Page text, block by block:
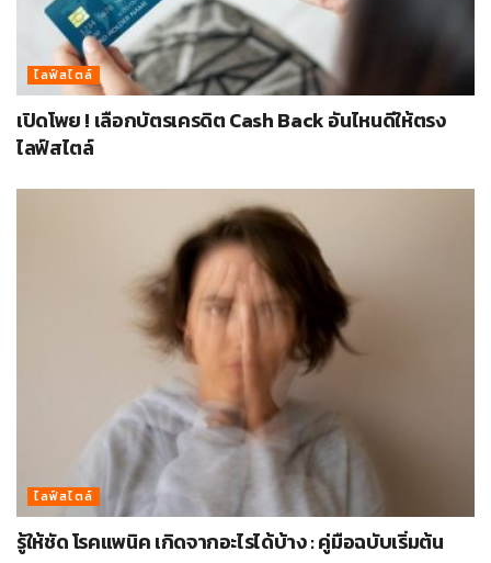
ไลฟ์สไตล์
เปิดโพย ! เลือกบัตรเครดิต Cash Back อันไหนดีให้ตรง
ไลฟ์สไตล์
ไลฟ์สไตล์
รู้ให้ชัด โรคแพนิค เกิดจากอะไรได้บ้าง : คู่มือฉบับเริ่มต้น